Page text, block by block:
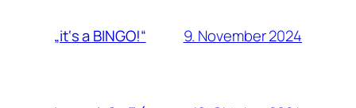
„it‘s a BINGO!“ 9. November 2024